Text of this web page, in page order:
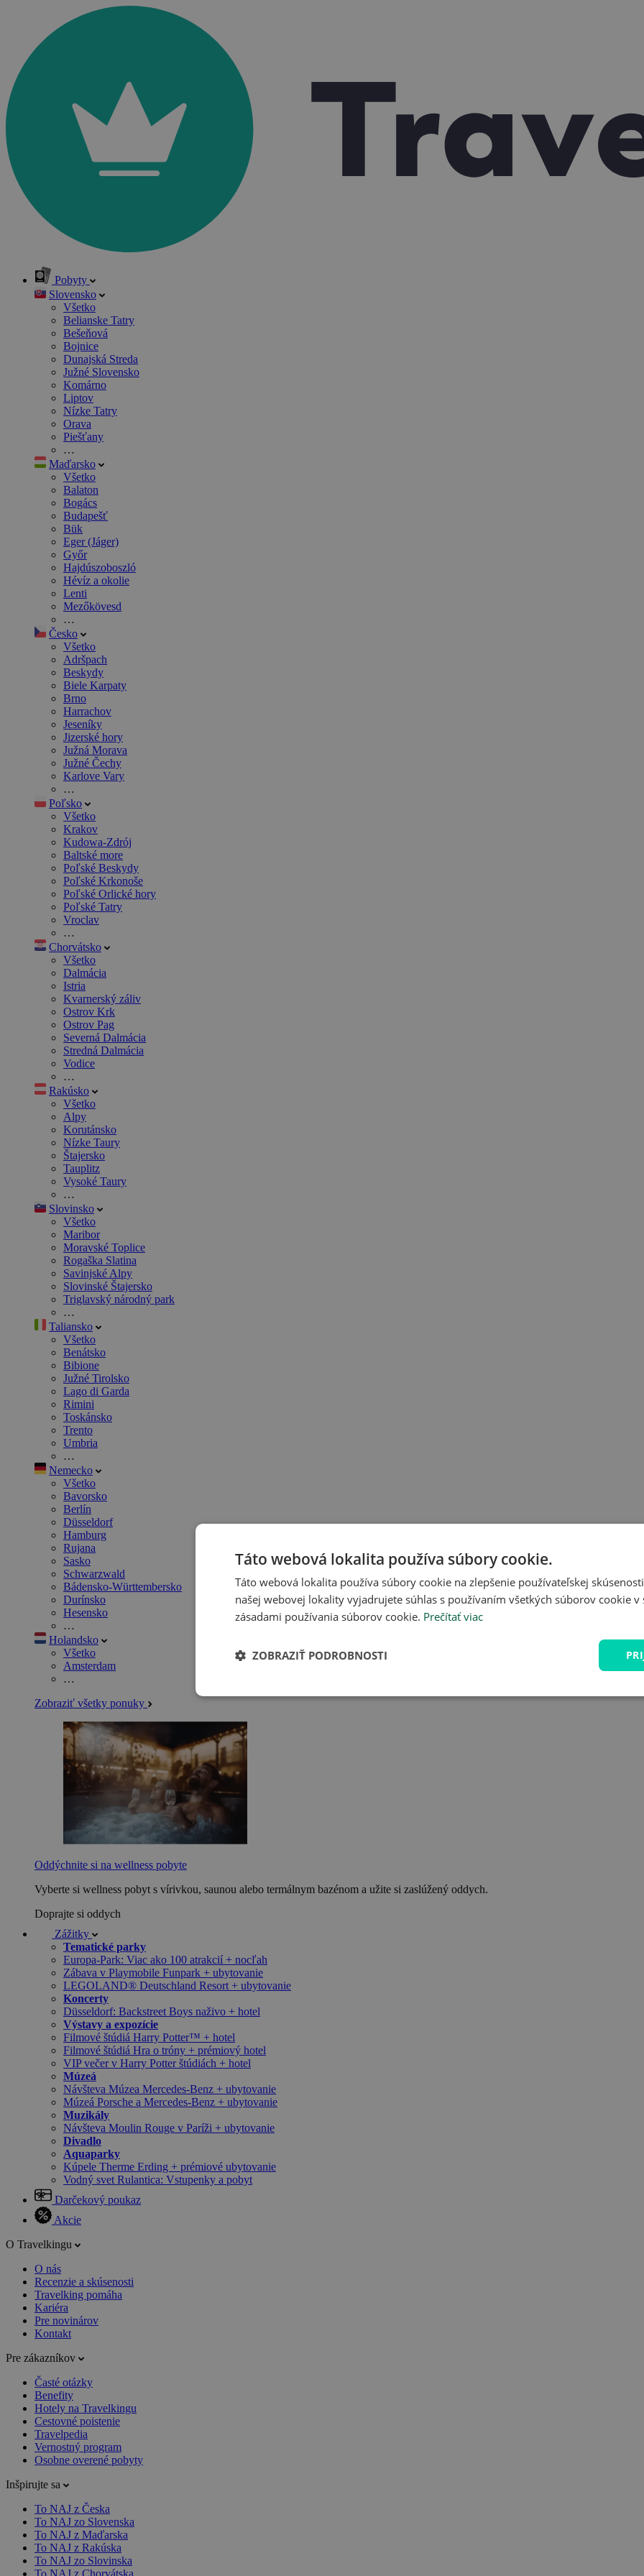
Pobyty
Slovensko
Všetko
Belianske Tatry
Bešeňová
Bojnice
Dunajská Streda
Južné Slovensko
Komárno
Liptov
Nízke Tatry
Orava
Piešťany
…
Maďarsko
Všetko
Balaton
Bogács
Budapešť
Bük
Eger (Jáger)
Győr
Hajdúszoboszló
Hévíz a okolie
Lenti
Mezőkövesd
…
Česko
Všetko
Adršpach
Beskydy
Biele Karpaty
Brno
Harrachov
Jeseníky
Jizerské hory
Južná Morava
Južné Čechy
Karlove Vary
…
Poľsko
Všetko
Krakov
Kudowa-Zdrój
Baltské more
Poľské Beskydy
Poľské Krkonoše
Poľské Orlické hory
Poľské Tatry
Vroclav
…
Chorvátsko
Všetko
Dalmácia
Istria
Kvarnerský záliv
Ostrov Krk
Ostrov Pag
Severná Dalmácia
Stredná Dalmácia
Vodice
…
Rakúsko
Všetko
Alpy
Korutánsko
Nízke Taury
Štajersko
Tauplitz
Vysoké Taury
…
Slovinsko
Všetko
Maribor
Moravské Toplice
Rogaška Slatina
Savinjské Alpy
Slovinské Štajersko
Triglavský národný park
…
Taliansko
Všetko
Benátsko
Bibione
Južné Tirolsko
Lago di Garda
Rimini
Toskánsko
Trento
Umbria
…
Nemecko
Všetko
Bavorsko
Berlín
Düsseldorf
Hamburg
Rujana
Sasko
Schwarzwald
Bádensko-Württembersko
Durínsko
Hesensko
…
Holandsko
Všetko
Amsterdam
…
Zobraziť všetky ponuky
Oddýchnite si na wellness pobyte
Vyberte si wellness pobyt s vírivkou, saunou alebo termálnym bazénom a užite si zaslúžený oddych.
Doprajte si oddych
Zážitky
Tematické parky
Europa-Park: Viac ako 100 atrakcií + nocľah
Zábava v Playmobile Funpark + ubytovanie
LEGOLAND® Deutschland Resort + ubytovanie
Koncerty
Düsseldorf: Backstreet Boys naživo + hotel
Výstavy a expozície
Filmové štúdiá Harry Potter™ + hotel
Filmové štúdiá Hra o tróny + prémiový hotel
VIP večer v Harry Potter štúdiách + hotel
Múzeá
Návšteva Múzea Mercedes-Benz + ubytovanie
Múzeá Porsche a Mercedes-Benz + ubytovanie
Muzikály
Návšteva Moulin Rouge v Paríži + ubytovanie
Divadlo
Aquaparky
Kúpele Therme Erding + prémiové ubytovanie
Vodný svet Rulantica: Vstupenky a pobyt
Darčekový poukaz
Akcie
O Travelkingu
O nás
Recenzie a skúsenosti
Travelking pomáha
Kariéra
Pre novinárov
Kontakt
Pre zákazníkov
Časté otázky
Benefity
Hotely na Travelkingu
Cestovné poistenie
Travelpedia
Vernostný program
Osobne overené pobyty
Inšpirujte sa
To NAJ z Česka
To NAJ zo Slovenska
To NAJ z Maďarska
To NAJ z Rakúska
To NAJ zo Slovinska
To NAJ z Chorvátska
Táto webová lokalita používa súbory cookie.
Táto webová lokalita používa súbory cookie na zlepšenie používateľskej
našej webovej lokality vyjadrujete súhlas s používaním všetkých súborov cookie v
zásadami používania súborov cookie. Prečítať viac
ZOBRAZIŤ PODROBNOSTI